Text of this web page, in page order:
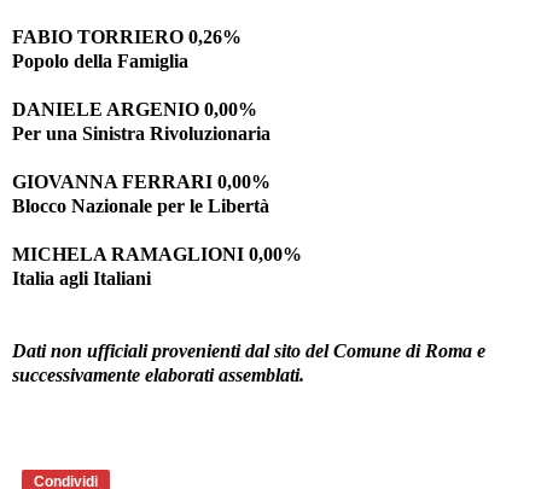
FABIO TORRIERO 0,26%
Popolo della Famiglia
DANIELE ARGENIO 0,00%
Per una Sinistra Rivoluzionaria
GIOVANNA FERRARI 0,00%
Blocco Nazionale per le Libertà
MICHELA RAMAGLIONI 0,00%
Italia agli Italiani
Dati non ufficiali provenienti dal sito del Comune di Roma e
successivamente elaborati assemblati.
Condividi